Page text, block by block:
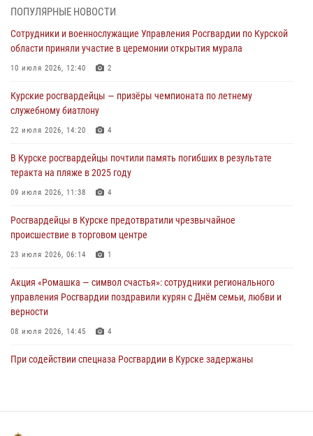
За прошедшую неделю росгвардейцы Курской области проверили
04 августа 2026, 07:00
В Курской области росгвардейцы за прошедшую неделю совершили
03 августа 2026, 09:46
За прошедшую неделю росгвардейцы Курской области проверили
30 июля 2026, 07:00
Курские росгвардейцы приняли участие в благодарственном
28 июля 2026, 13:17
ПОПУЛЯРНЫЕ НОВОСТИ
Сотрудники и военнослужащие Управления Росгвардии по Курской
области приняли участие в церемонии открытия мурала
10 июля 2026, 12:40 2
Курские росгвардейцы — призёры чемпионата по летнему
служебному биатлону
22 июля 2026, 14:20 4
В Курске росгвардейцы почтили память погибших в результате
теракта на пляже в 2025 году
09 июля 2026, 11:38 4
Росгвардейцы в Курске предотвратили чрезвычайное
происшествие в торговом центре
23 июля 2026, 06:14 1
Акция «Ромашка — символ счастья»: сотрудники регионального
управления Росгвардии поздравили курян с Днём семьи, любви и
верности
08 июля 2026, 14:45 4
При содействии спецназа Росгвардии в Курске задержаны